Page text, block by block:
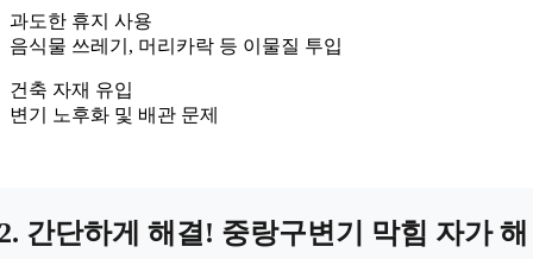
과도한 휴지 사용
음식물 쓰레기, 머리카락 등 이물질 투입
건축 자재 유입
변기 노후화 및 배관 문제
간단하게 해결! 중랑구변기 막힘 자가 해